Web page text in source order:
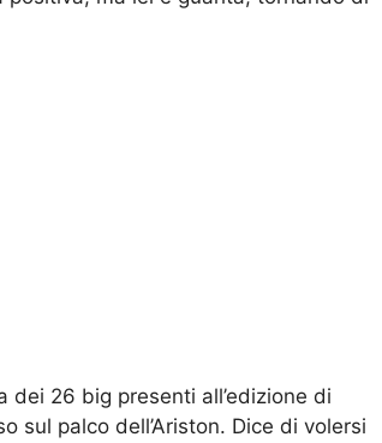
26 big presenti all’edizione di
sul palco dell’Ariston. Dice di volersi